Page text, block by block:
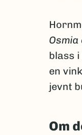
blass
en
jevnt
Om